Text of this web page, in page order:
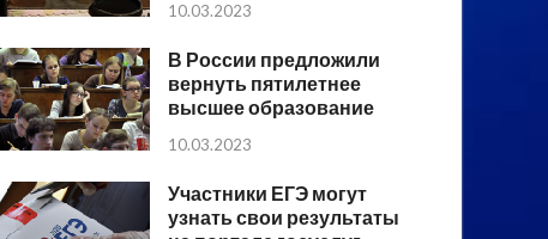
10.03.2023
В России предложили
вернуть пятилетнее
высшее образование
10.03.2023
Участники ЕГЭ могут
узнать свои результаты